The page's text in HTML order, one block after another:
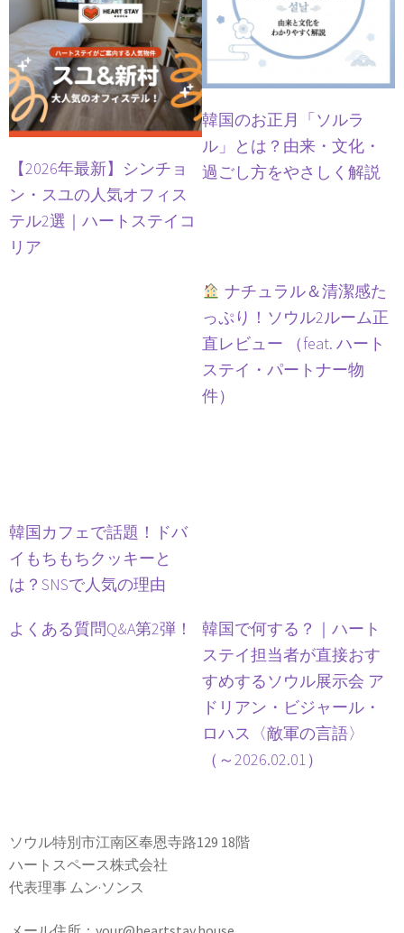
【2026年最新】シンチョ
ン・スユの人気オフィス
テル2選｜ハートステイコ
リア
韓国のお正月「ソルラ
ル」とは？由来・文化・
過ごし方をやさしく解説
韓国カフェで話題！ドバ
イもちもちクッキーと
は？SNSで人気の理由
ナチュラル＆清潔感た
っぷり！ソウル2ルーム正
直レビュー （feat. ハート
ステイ・パートナー物
件）
よくある質問Q&A第2弾！
韓国で何する？｜ハート
ステイ担当者が直接おす
すめするソウル展示会 ア
ドリアン・ビジャール・
ロハス〈敵軍の言語〉
（～2026.02.01）
ソウル特別市江南区奉恩寺路129 18階
ハートスペース株式会社
代表理事 ムン·ソンス